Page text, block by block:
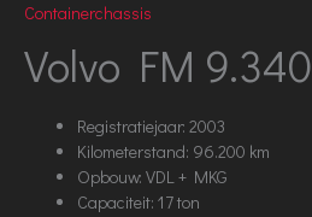
Containerchassis
Volvo FM 9.340
Registratiejaar: 2003
Kilometerstand: 96.200 km
Opbouw: VDL + MKG
Capaciteit: 17 ton